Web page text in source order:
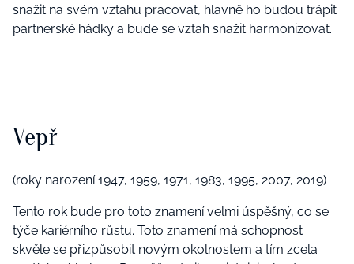
snažit na svém vztahu pracovat, hlavně ho budou trápit
partnerské hádky a bude se vztah snažit harmonizovat.
Vepř
(roky narození 1947, 1959, 1971, 1983, 1995, 2007, 2019)
Tento rok bude pro toto znamení velmi úspěšný, co se
týče kariérního růstu. Toto znamení má schopnost
skvěle se přizpůsobit novým okolnostem a tím zcela